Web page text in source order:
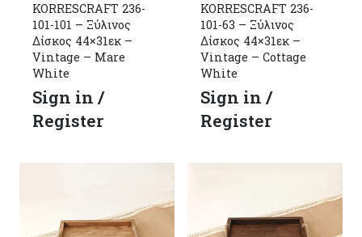
KORRESCRAFT 236-
101-101 – Ξύλινος
Δίσκος 44×31εκ –
Vintage – Mare
White
Sign in /
Register
KORRESCRAFT 236-
101-63 – Ξύλινος
Δίσκος 44×31εκ –
Vintage – Cottage
White
Sign in /
Register